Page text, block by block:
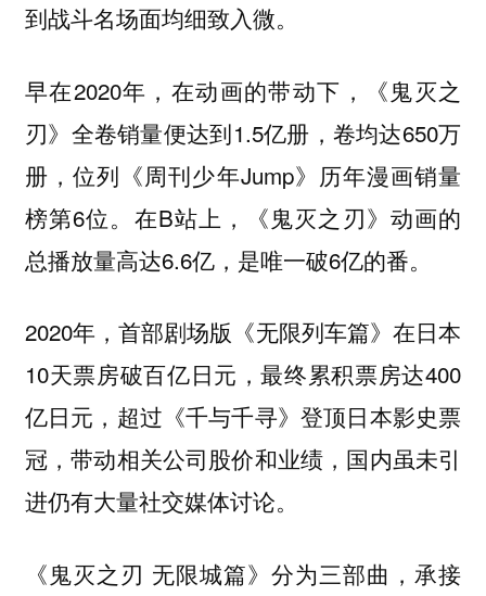
到战斗名场面均细致入微。
早在2020年，在动画的带动下，《鬼灭之
刃》全卷销量便达到1.5亿册，卷均达650万
册，位列《周刊少年Jump》历年漫画销量
榜第6位。在B站上，《鬼灭之刃》动画的
总播放量高达6.6亿，是唯一破6亿的番。
2020年，首部剧场版《无限列车篇》在日本
10天票房破百亿日元，最终累积票房达400
亿日元，超过《千与千寻》登顶日本影史票
冠，带动相关公司股价和业绩，国内虽未引
进仍有大量社交媒体讨论。
《鬼灭之刃 无限城篇》分为三部曲，承接